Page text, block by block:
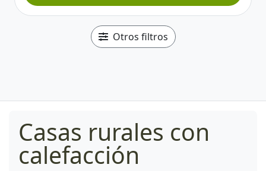
Otros filtros
Casas rurales con
calefacción